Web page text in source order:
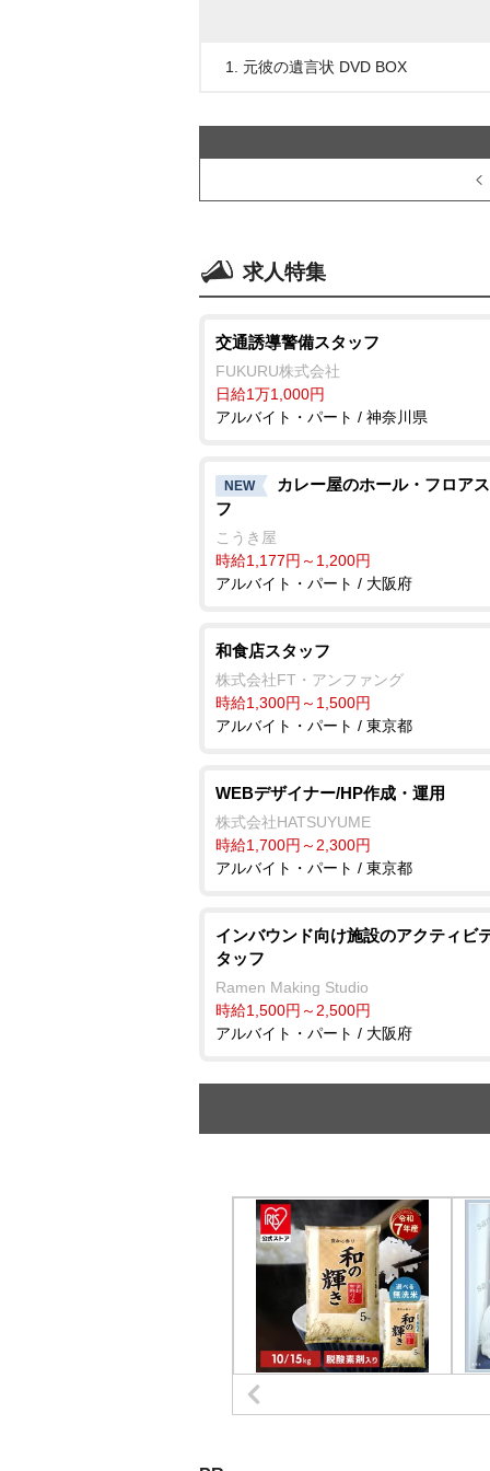
1. 元彼の遺言状 DVD BOX
求人特集
交通誘導警備スタッフ
FUKURU株式会社
日給1万1,000円
アルバイト・パート / 神奈川県
NEW
カレー屋のホール・フロア
フ
こうき屋
時給1,177円～1,200円
アルバイト・パート / 大阪府
和食店スタッフ
株式会社FT・アンファング
時給1,300円～1,500円
アルバイト・パート / 東京都
WEBデザイナー/HP作成・運用
株式会社HATSUYUME
時給1,700円～2,300円
アルバイト・パート / 東京都
インバウンド向け施設のアクティビ
タッフ
Ramen Making Studio
時給1,500円～2,500円
アルバイト・パート / 大阪府